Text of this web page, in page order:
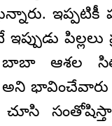
ఇప్పటికీ
పిల్లలు
ఆశల